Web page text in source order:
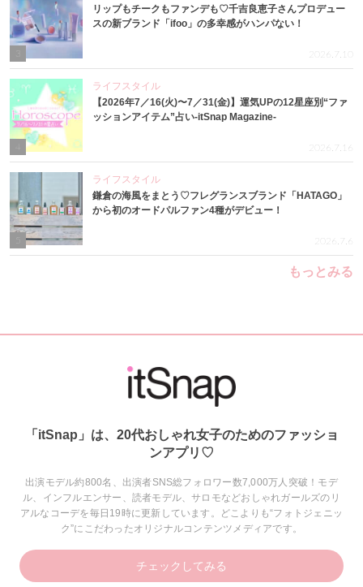
3
リップもチークもファンデも♡千吉良恵子さんプロデュー
スの新ブランド「ifoo」の多幸感がハンパない！
2026.7.10
4
ライフスタイル
【2026年7／16(火)〜7／31(金)】運気UPの12星座別“ファ
ッションアイテム”占い-itSnap Magazine-
2026.7.16
ライフスタイル
鎌倉の海風をまとう♡フレグランスブランド「HATAGO」
から初のオードパルファン4種がデビュー！
2026.7.6
もっとみる
「itSnap」は、20代おしゃれ女子のためのファッショ
ンアプリ♡
出演モデル約800名、出演者SNS総フォロワー数7,000万人突破！モデ
ル、インフルエンサー、読者モデル、サロモなどおしゃれガールズのリ
アルなコーデを毎日19時に更新しています。どこよりも“フォトジェニッ
ク”にこだわったオリジナルコンテンツメディアです。
チェックしてみる